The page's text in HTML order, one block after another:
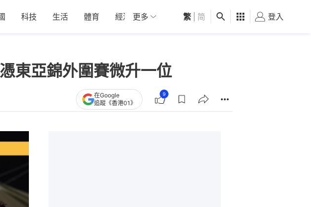
科技 生活 體育 經濟 01深圳 觀點 健康 好食玩飛
更多 繁 简 登入
東亞錦外圍賽微升一位
在Google
追蹤《香港01》
9